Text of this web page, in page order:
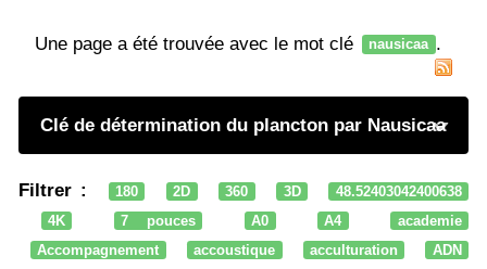
Une page a été trouvée avec le mot clé nausicaa .
Clé de détermination du plancton par Nausicaa
Filtrer : 180 2D 360 3D
48.52403042400638
4K
7 pouces A0 A4
academie
Accompagnement
accoustique acculturation
ADN